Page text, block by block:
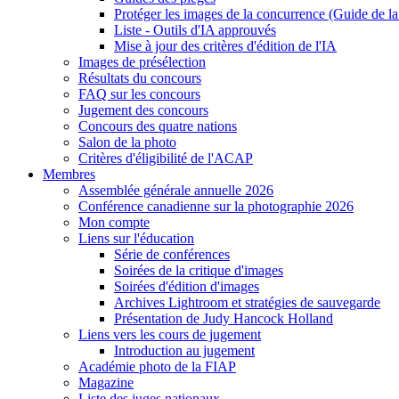
Protéger les images de la concurrence (Guide de
Liste - Outils d'IA approuvés
Mise à jour des critères d'édition de l'IA
Images de présélection
Résultats du concours
FAQ sur les concours
Jugement des concours
Concours des quatre nations
Salon de la photo
Critères d'éligibilité de l'ACAP
Membres
Assemblée générale annuelle 2026
Conférence canadienne sur la photographie 2026
Mon compte
Liens sur l'éducation
Série de conférences
Soirées de la critique d'images
Soirées d'édition d'images
Archives Lightroom et stratégies de sauvegarde
Présentation de Judy Hancock Holland
Liens vers les cours de jugement
Introduction au jugement
Académie photo de la FIAP
Magazine